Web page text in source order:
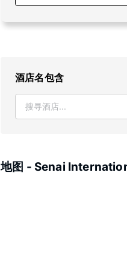
酒店名包含
地图 - Senai